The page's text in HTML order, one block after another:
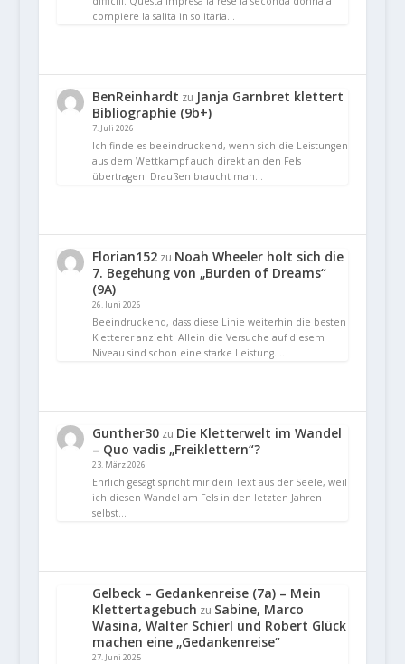
compiere la salita in solitaria…
BenReinhardt zu Janja Garnbret klettert
Bibliographie (9b+)
7. Juli 2026
Ich finde es beeindruckend, wenn sich die Leistungen
aus dem Wettkampf auch direkt an den Fels
übertragen. Draußen braucht man…
Florian152zu Noah Wheeler holt sich die
7. Begehung von „Burden of Dreams“
(9A)
26. Juni 2026
Beeindruckend, dass diese Linie weiterhin die besten
Kletterer anzieht. Allein die Versuche auf diesem
Niveau sind schon eine starke Leistung.…
Gunther30zu Die Kletterwelt im Wandel
– Quo vadis „Freiklettern“?
23. März 2026
Ehrlich gesagt spricht mir dein Text aus der Seele, weil
ich diesen Wandel am Fels in den letzten Jahren
selbst…
Gelbeck – Gedankenreise (7a) – Mein
Klettertagebuch zu Sabine, Marco
Wasina, Walter Schierl und Robert Glück
machen eine „Gedankenreise“
27. Juni 2025